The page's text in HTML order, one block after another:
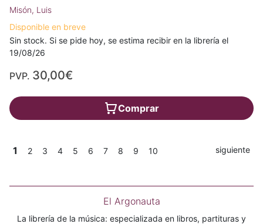
Misón, Luis
Disponible en breve
Sin stock. Si se pide hoy, se estima recibir en la librería el
19/08/26
PVP. 30,00€
Comprar
1 2 3 4 5 6 7 8 9 10 siguiente
El Argonauta
La librería de la música: especializada en libros, partituras y